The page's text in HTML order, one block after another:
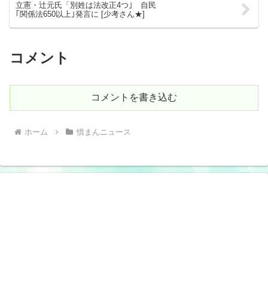
立憲・辻元氏「別姓は法改正4つ｣ 自民
｢関係法650以上｣発言に [少考さん★]
コメント
コメントを書き込む
ホーム 憤まんニュース